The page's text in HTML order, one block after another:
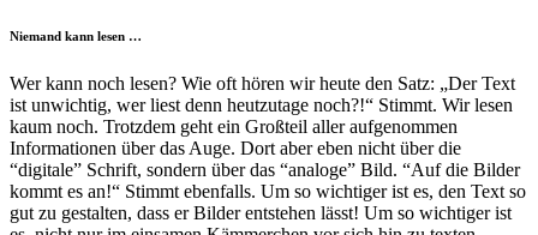
Niemand kann lesen …
Wer kann noch lesen? Wie oft hören wir heute den Satz: „Der Text
ist unwichtig, wer liest denn heutzutage noch?!“ Stimmt. Wir lesen
kaum noch. Trotzdem geht ein Großteil aller aufgenommen
Informationen über das Auge. Dort aber eben nicht über die
“digitale” Schrift, sondern über das “analoge” Bild. “Auf die Bilder
kommt es an!“ Stimmt ebenfalls. Um so wichtiger ist es, den Text so
gut zu gestalten, dass er Bilder entstehen lässt! Um so wichtiger ist